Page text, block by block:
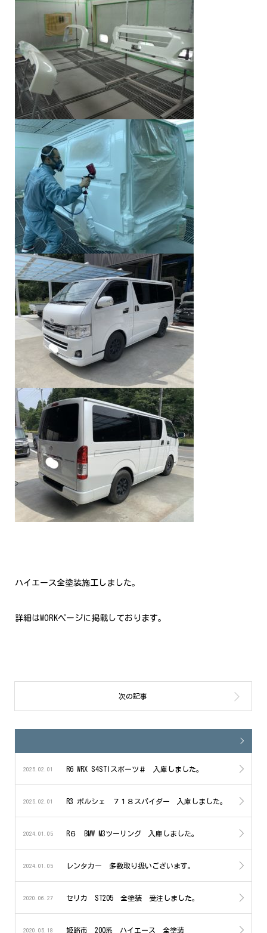
ハイエース全塗装施工しました。
詳細はWORKページに掲載しております。
2025.02.01 R6 WRX S4STIスポーツ＃ 入庫しました。
2025.02.01 R3 ポルシェ ７１８スパイダー 入庫しました。
2024.01.05 R６ BMW M3ツーリング 入庫しました。
2024.01.05 レンタカー 多数取り扱いございます。
2020.06.27 セリカ ST205 全塗装 受注しました。
2020.05.18 姫路市 200系 ハイエース 全塗装